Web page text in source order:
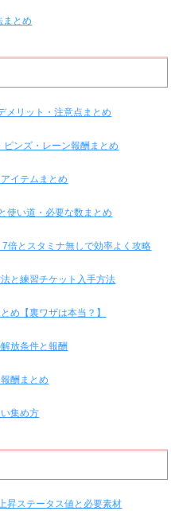
まとめ
メリット・注意点まとめ
ンズ・レーン報酬まとめ
イテムまとめ
使い道・必要な数まとめ
倍とスタミナ無しで効率よく攻略
と練習チケット入手方法
め【裏ワザは本当？】
放条件と報酬
酬まとめ
集め方
昇ステータス値と必要素材